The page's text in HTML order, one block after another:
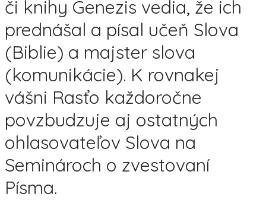
či knihy Genezis vedia, že ich
prednášal a písal učeň Slova
(Biblie) a majster slova
(komunikácie). K rovnakej
vášni Rasťo každoročne
povzbudzuje aj ostatných
ohlasovateľov Slova na
Seminároch o zvestovaní
Písma.